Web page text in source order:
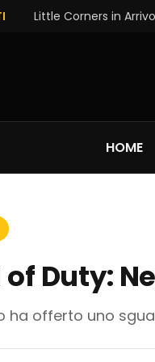
Little Corners in
HOME
Duty:
ha offerto uno